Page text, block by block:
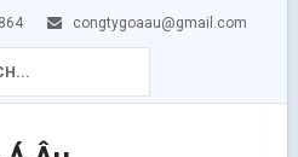
congtygoaau@gmail.com